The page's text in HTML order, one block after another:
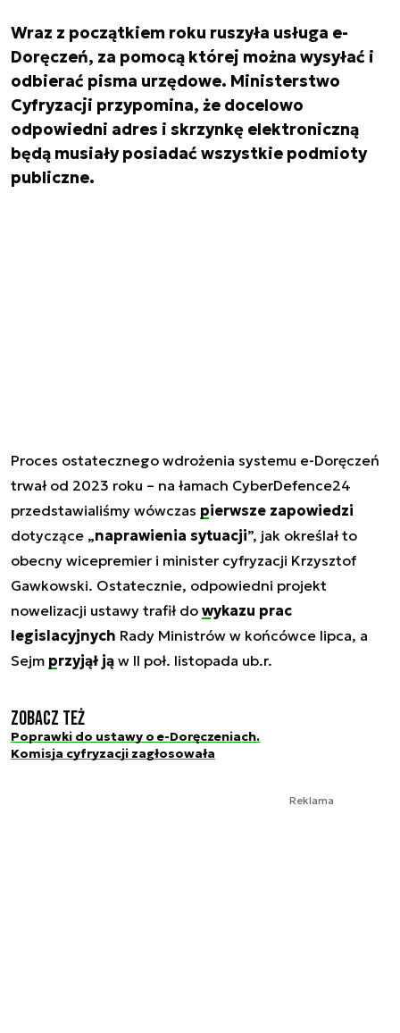
Wraz z początkiem roku ruszyła usługa e-
Doręczeń, za pomocą której można wysyłać i
odbierać pisma urzędowe. Ministerstwo
Cyfryzacji przypomina, że docelowo
odpowiedni adres i skrzynkę elektroniczną
będą musiały posiadać wszystkie podmioty
publiczne.
Proces ostatecznego wdrożenia systemu e-Doręczeń
trwał od 2023 roku – na łamach CyberDefence24
przedstawialiśmy wówczas pierwsze zapowiedzi
dotyczące „naprawienia sytuacji”, jak określał to
obecny wicepremier i minister cyfryzacji Krzysztof
Gawkowski. Ostatecznie, odpowiedni projekt
nowelizacji ustawy trafił do wykazu prac
legislacyjnych Rady Ministrów w końcówce lipca, a
Sejm przyjął ją w II poł. listopada ub.r.
Zobacz też
Poprawki do ustawy o e-Doręczeniach.
Komisja cyfryzacji zagłosowała
Reklama